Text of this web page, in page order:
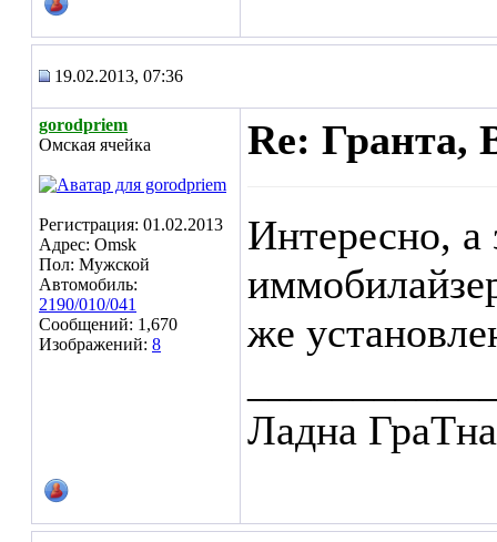
19.02.2013, 07:36
gorodpriem
Омская ячейка
Регистрация: 01.02.2013
Адрес: Omsk
Пол: Мужской
Автомобиль:
2190/010/041
Сообщений: 1,670
Изображений: 8
Re: Гранта,
Интересно, а
же
Ладна